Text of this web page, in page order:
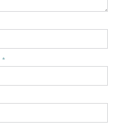
*